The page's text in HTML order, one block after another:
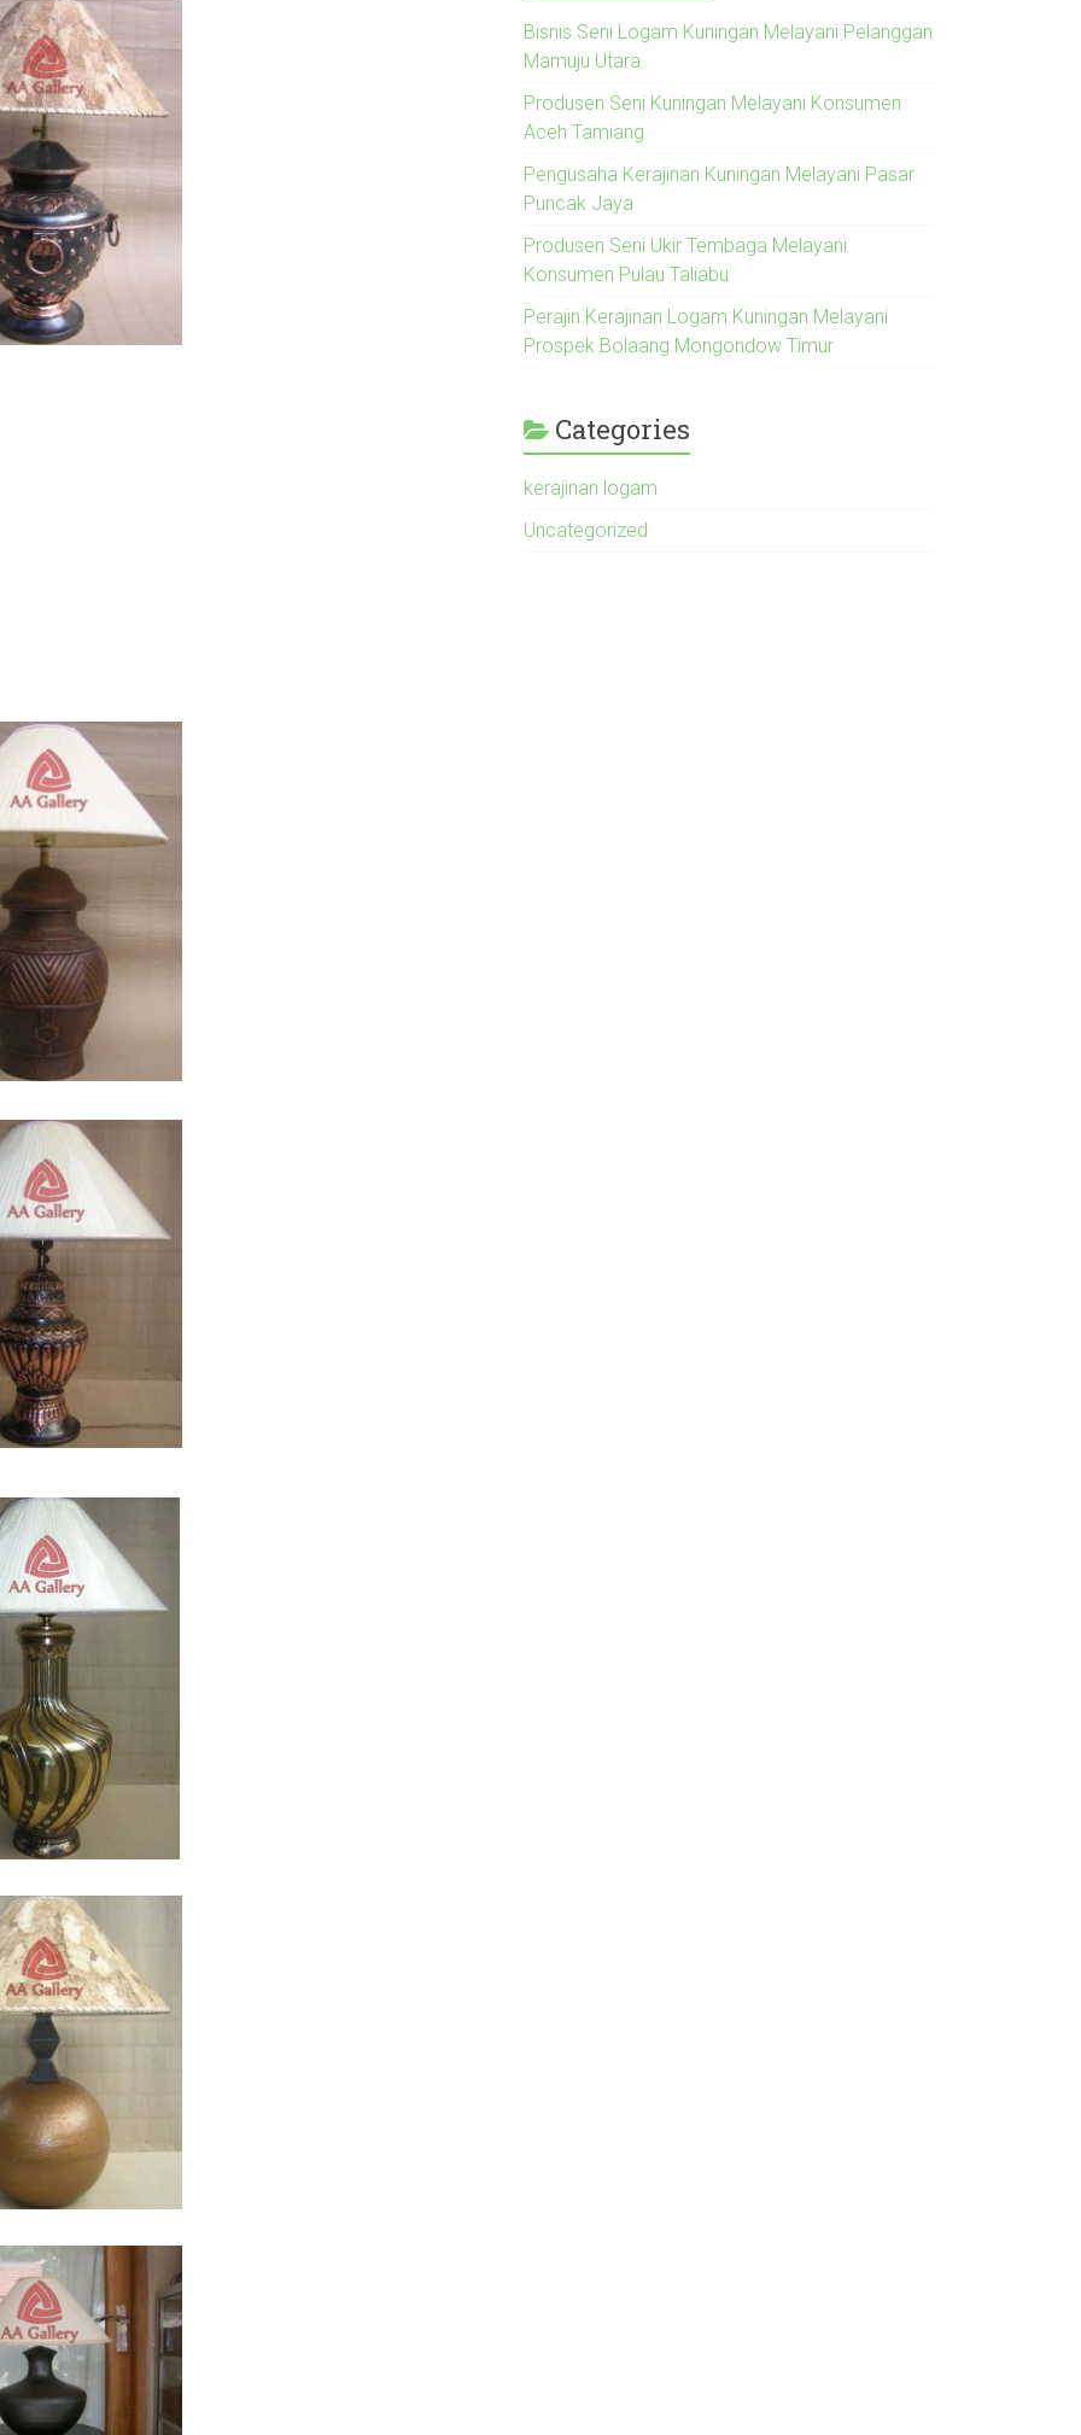
Bisnis Seni Logam Kuningan Melayani Pelanggan
Mamuju Utara
Produsen Seni Kuningan Melayani Konsumen
Aceh Tamiang
Pengusaha Kerajinan Kuningan Melayani Pasar
Puncak Jaya
Produsen Seni Ukir Tembaga Melayani
Konsumen Pulau Taliabu
Perajin Kerajinan Logam Kuningan Melayani
Prospek Bolaang Mongondow Timur
Categories
kerajinan logam
Uncategorized